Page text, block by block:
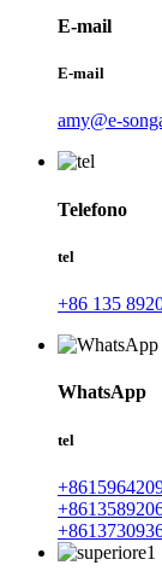
E-mail
E-mail
amy@e-
Telefono
tel
+86 135
WhatsApp
tel